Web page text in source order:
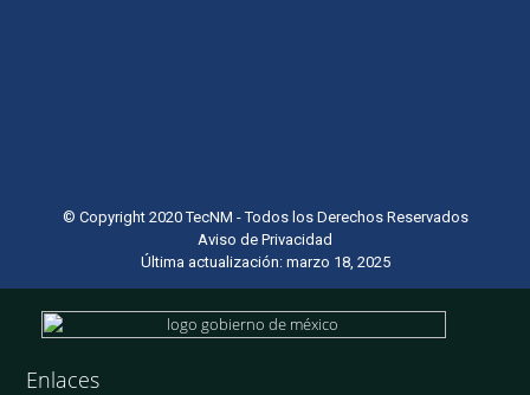
© Copyright 2020 TecNM - Todos los Derechos Reservados
Aviso de Privacidad
Última actualización: marzo 18, 2025
Enlaces